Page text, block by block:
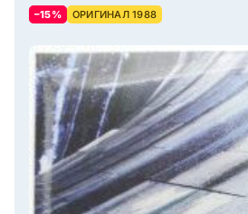
–15% ОРИГИНАЛ 1988